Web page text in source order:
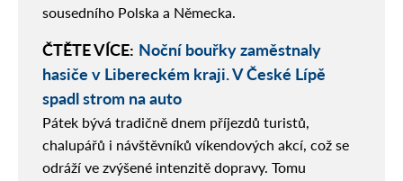
sousedního Polska a Německa.
ČTĚTE VÍCE: Noční bouřky zaměstnaly
hasiče v Libereckém kraji. V České Lípě
spadl strom na auto
Pátek bývá tradičně dnem příjezdů turistů,
chalupářů i návštěvníků víkendových akcí, což se
odráží ve zvýšené intenzitě dopravy. Tomu